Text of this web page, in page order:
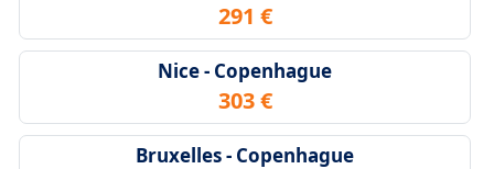
291 €
Nice - Copenhague
303 €
Bruxelles - Copenhague